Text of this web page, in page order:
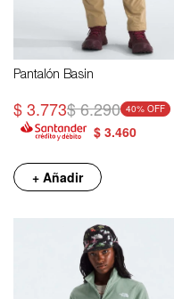
Pantalón Basin
$3.773$6.290 40
$ 3.460
+ Añadir